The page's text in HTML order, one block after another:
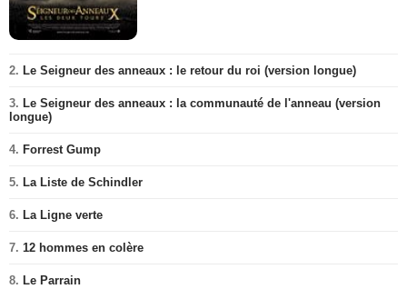
2. Le Seigneur des anneaux : le retour du roi (version longue)
3. Le Seigneur des anneaux : la communauté de l'anneau (version
longue)
4. Forrest Gump
5. La Liste de Schindler
6. La Ligne verte
7. 12 hommes en colère
8. Le Parrain